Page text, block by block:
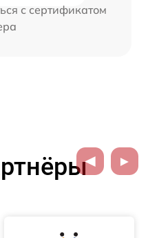
с сертификатом